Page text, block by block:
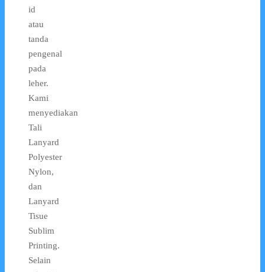
id
atau
tanda
pengenal
pada
leher.
Kami
menyediakan
Tali
Lanyard
Polyester
Nylon,
dan
Lanyard
Tisue
Sublim
Printing.
Selain